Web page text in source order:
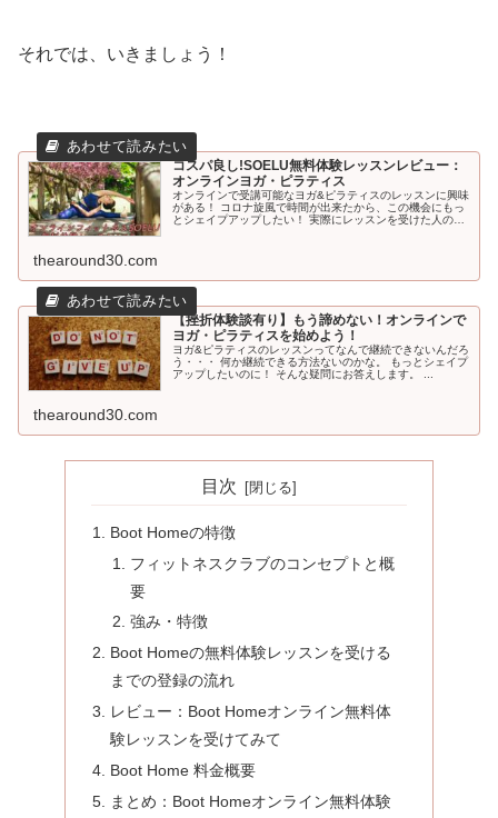
それでは、いきましょう！
コスパ良し!SOELU無料体験レッスンレビュー：
オンラインヨガ・ピラティス
オンラインで受講可能なヨガ&ピラティスのレッスンに興味
がある！ コロナ旋風で時間が出来たから、この機会にもっ
とシェイプアップしたい！ 実際にレッスンを受けた人の感
thearound30.com
【挫折体験談有り】もう諦めない！オンラインで
ヨガ・ピラティスを始めよう！
ヨガ&ピラティスのレッスンってなんで継続できないんだろ
う・・・ 何か継続できる方法ないのかな。 もっとシェイプ
アップしたいのに！ そんな疑問にお答えします。 ...
thearound30.com
目次
Boot Homeの特徴
フィットネスクラブのコンセプトと概
要
強み・特徴
Boot Homeの無料体験レッスンを受ける
までの登録の流れ
レビュー：Boot Homeオンライン無料体
験レッスンを受けてみて
Boot Home 料金概要
まとめ：Boot Homeオンライン無料体験